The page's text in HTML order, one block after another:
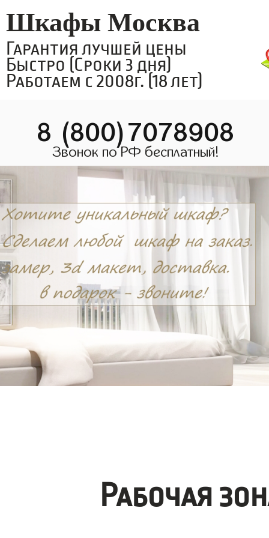
Шкафы Москва
Гарантия лучшей цены
Быстро (Сроки 3 дня)
Работаем с 2008г. (18 лет)
8 (800)7078908
Звонок по РФ бесплатный!
Рабочая